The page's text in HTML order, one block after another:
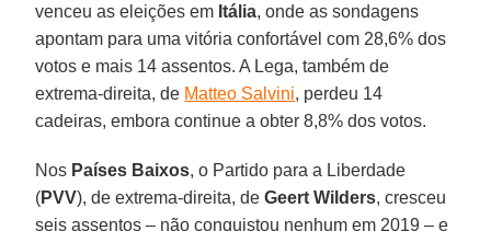
venceu as eleições em Itália, onde as sondagens
apontam para uma vitória confortável com 28,6% dos
votos e mais 14 assentos. A Lega, também de
extrema-direita, de Matteo Salvini, perdeu 14
cadeiras, embora continue a obter 8,8% dos votos.
Nos Países Baixos, o Partido para a Liberdade
(PVV), de extrema-direita, deGeert Wilders, cresceu
seis assentos – não conquistou nenhum em 2019 – e